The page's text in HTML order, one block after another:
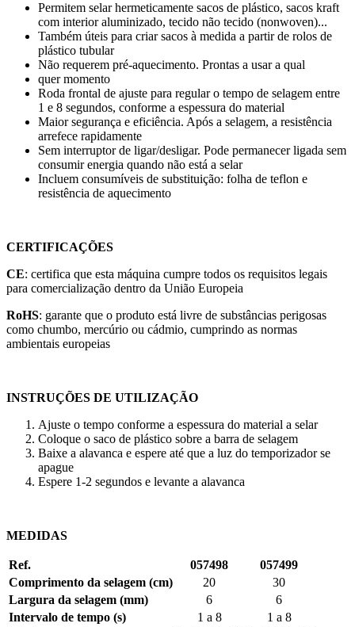
Permitem selar hermeticamente sacos de plástico, sacos kraft
com interior aluminizado, tecido não tecido (nonwoven)...
Também úteis para criar sacos à medida a partir de rolos de
plástico tubular
Não requerem pré-aquecimento. Prontas a usar a qual
quer momento
Roda frontal de ajuste para regular o tempo de selagem entre
1 e 8 segundos, conforme a espessura do material
Maior segurança e eficiência. Após a selagem, a resistência
arrefece rapidamente
Sem interruptor de ligar/desligar. Pode permanecer ligada sem
consumir energia quando não está a selar
Incluem consumíveis de substituição: folha de teflon e
resistência de aquecimento
CERTIFICAÇÕES
CE: certifica que esta máquina cumpre todos os requisitos legais
para comercialização dentro da União Europeia
RoHS: garante que o produto está livre de substâncias perigosas
como chumbo, mercúrio ou cádmio, cumprindo as normas
ambientais europeias
INSTRUÇÕES DE UTILIZAÇÃO
Ajuste o tempo conforme a espessura do material a selar
Coloque o saco de plástico sobre a barra de selagem
Baixe a alavanca e espere até que a luz do temporizador se
apague
Espere 1-2 segundos e levante a alavanca
MEDIDAS
Ref. 057498
057499
Comprimento da selagem (cm)
20
30
Largura da selagem (mm)
6
6
Intervalo de tempo (s)
1 a 8
1 a 8